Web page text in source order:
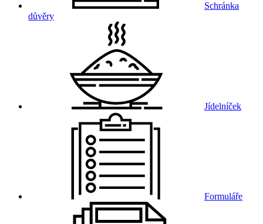
Schránka
důvěry
Jídelníček
Formuláře